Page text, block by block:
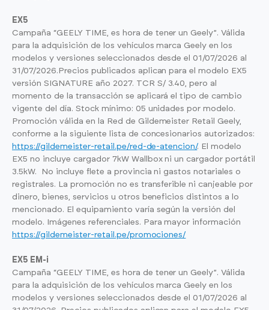
EX5
Campaña “GEELY TIME, es hora de tener un Geely”. Válida
para la adquisición de los vehículos marca Geely en los
modelos y versiones seleccionados desde el 01/07/2026 al
31/07/2026.Precios publicados aplican para el modelo EX5
versión SIGNATURE año 2027. TCR S/ 3.40, pero al
momento de la transacción se aplicará el tipo de cambio
vigente del día. Stock mínimo: 05 unidades por modelo.
Promoción válida en la Red de Gildemeister Retail Geely,
conforme a la siguiente lista de concesionarios autorizados:
https://gildemeister-retail.pe/red-de-atencion/. El modelo
EX5 no incluye cargador 7kW Wallbox ni un cargador portátil
3.5kW. No incluye flete a provincia ni gastos notariales o
registrales. La promoción no es transferible ni canjeable por
dinero, bienes, servicios u otros beneficios distintos a lo
mencionado. El equipamiento varía según la versión del
modelo. Imágenes referenciales. Para mayor información
https://gildemeister-retail.pe/promociones/
EX5 EM-i
Campaña “GEELY TIME, es hora de tener un Geely”. Válida
para la adquisición de los vehículos marca Geely en los
modelos y versiones seleccionados desde el 01/07/2026 al